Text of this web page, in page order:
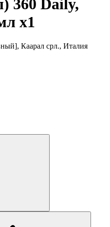
360 Daily,
x1
Каарал срл., Италия